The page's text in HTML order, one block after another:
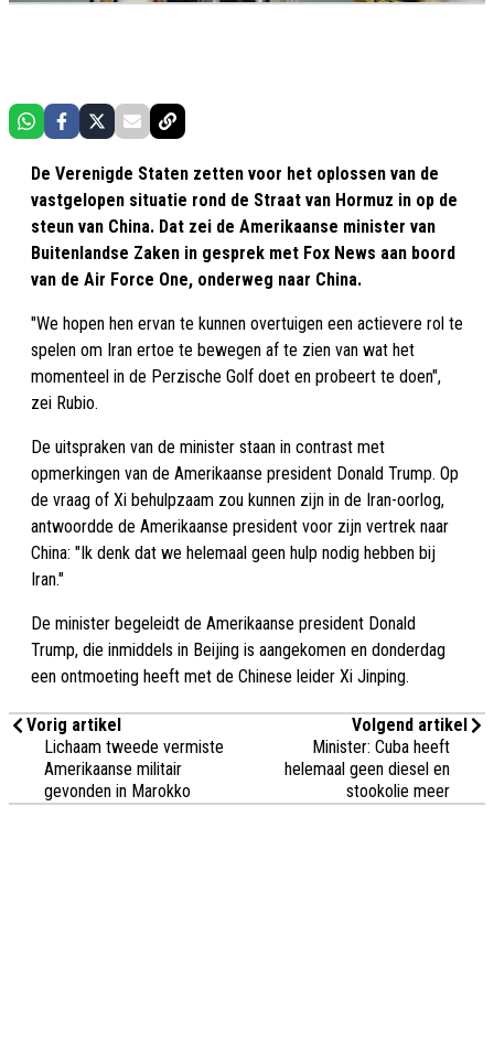
De Verenigde Staten zetten voor het oplossen van de
vastgelopen situatie rond de Straat van Hormuz in op de
steun van China. Dat zei de Amerikaanse minister van
Buitenlandse Zaken in gesprek met Fox News aan boord
van de Air Force One, onderweg naar China.
"We hopen hen ervan te kunnen overtuigen een actievere rol te
spelen om Iran ertoe te bewegen af te zien van wat het
momenteel in de Perzische Golf doet en probeert te doen",
zei Rubio.
De uitspraken van de minister staan in contrast met
opmerkingen van de Amerikaanse president Donald Trump. Op
de vraag of Xi behulpzaam zou kunnen zijn in de Iran-oorlog,
antwoordde de Amerikaanse president voor zijn vertrek naar
China: "Ik denk dat we helemaal geen hulp nodig hebben bij
Iran."
De minister begeleidt de Amerikaanse president Donald
Trump, die inmiddels in Beijing is aangekomen en donderdag
een ontmoeting heeft met de Chinese leider Xi Jinping.
Vorig artikel
Lichaam tweede vermiste
Amerikaanse militair
gevonden in Marokko
Volgend artikel
Minister: Cuba heeft
helemaal geen diesel en
stookolie meer